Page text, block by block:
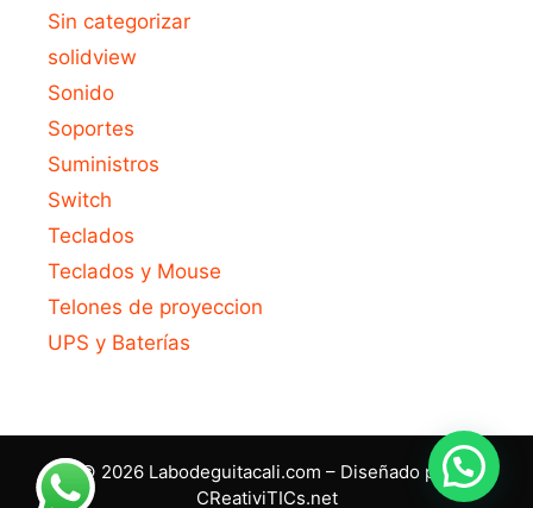
Sin categorizar
solidview
Sonido
Soportes
Suministros
Switch
Teclados
Teclados y Mouse
Telones de proyeccion
UPS y Baterías
© 2026 Labodeguitacali.com – Diseñado por
CReativiTICs.net